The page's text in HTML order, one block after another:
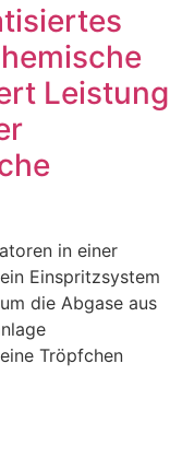
Leistung
in einer
Einspritzsystem
die Abgase aus
Tröpfchen